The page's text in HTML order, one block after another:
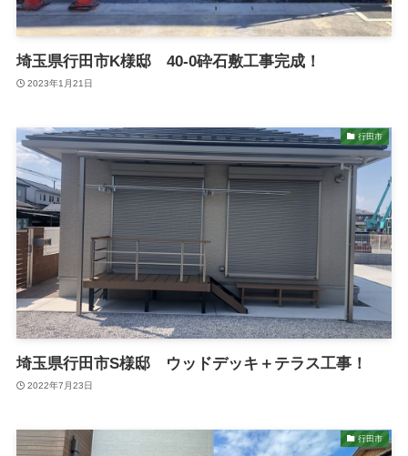
埼玉県行田市K様邸 40-0砕石敷工事完成！
2023年1月21日
行田市
埼玉県行田市S様邸 ウッドデッキ＋テラス工事！
2022年7月23日
行田市